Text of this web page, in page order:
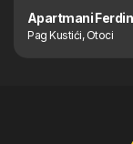
Apartmani
Pag Kustići, Otoci